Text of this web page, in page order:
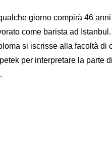
giorno compirà 46
come barista ad
si iscrisse alla facoltà di
per interpretare la parte